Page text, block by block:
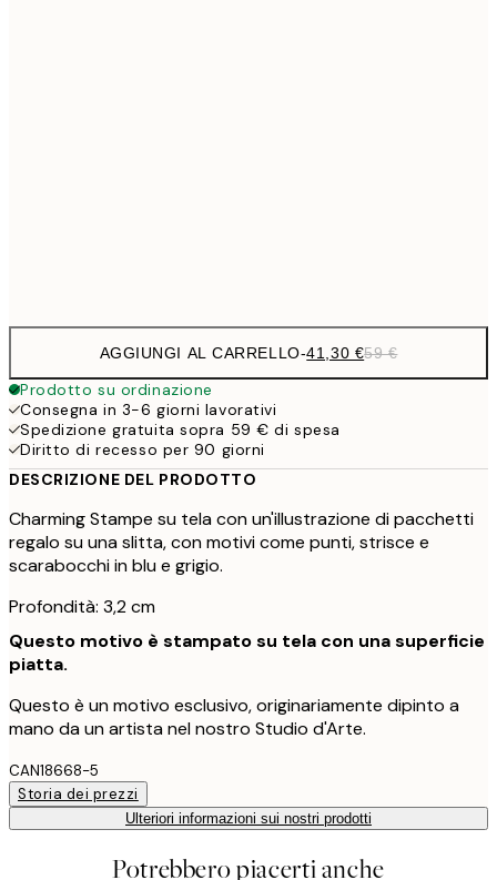
AGGIUNGI AL CARRELLO-41,30 €59 €
Prodotto su ordinazione
Consegna in 3-6 giorni lavorativi
Spedizione gratuita sopra 59 € di spesa
Diritto di recesso per 90 giorni
DESCRIZIONE DEL PRODOTTO
Charming Stampe su tela con un'illustrazione di pacchetti
regalo su una slitta, con motivi come punti, strisce e
scarabocchi in blu e grigio.
Profondità: 3,2 cm
Questo motivo è stampato su tela con una superficie
piatta.
Questo è un motivo esclusivo, originariamente dipinto a
mano da un artista nel nostro Studio d'Arte.
CAN18668-5
Storia dei prezzi
Ulteriori informazioni sui nostri prodotti
Potrebbero piacerti anche